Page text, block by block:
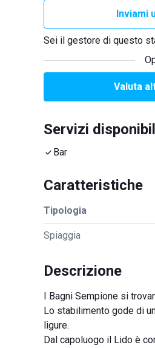
Inviami
Sei il gestore di questo
Valuta
Servizi
Bar
Caratteristiche
Tipologia
Spiaggia
Descrizione
I Bagni Sempione si
Lo stabilimento gode di
ligure.
Dal capoluogo il Lido è